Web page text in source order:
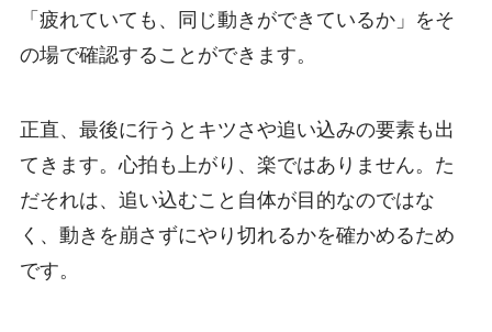
「疲れていても、同じ動きができているか」をそ
の場で確認することができます。
正直、最後に行うとキツさや追い込みの要素も出
てきます。心拍も上がり、楽ではありません。た
だそれは、追い込むこと自体が目的なのではな
く、動きを崩さずにやり切れるかを確かめるため
です。